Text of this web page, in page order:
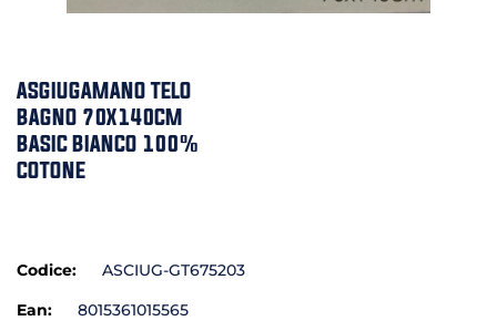
ASGIUGAMANO TELO
BAGNO 70X140CM
BASIC BIANCO 100%
COTONE
Codice:
ASCIUG-GT675203
Ean:
8015361015565